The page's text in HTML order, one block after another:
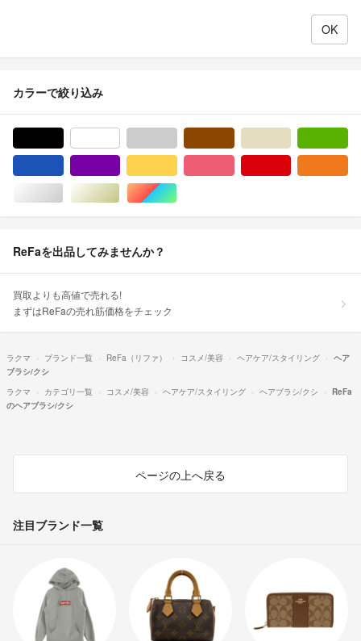
カラーで絞り込み
シルバー/銀色系ゴールド/金色系マルチカラー
ReFaを出品してみませんか？
買取よりも高値で売れる!
まずはReFaの売れ筋価格をチェック
ラクマ ブランド一覧 ReFa（リファ） コスメ/美容 ヘアケア/スタイリング
ヘア
ブラシ/クシ
ラクマ
カテゴリ一覧 コスメ/美容 ヘアケア/スタイリング ヘアブラシ/クシ
ReFa
のヘアブラシ/クシ
ページの上へ戻る
注目ブランド一覧